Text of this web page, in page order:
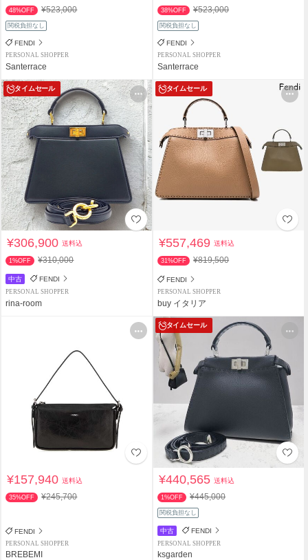
48%OFF ¥523,000
関税負担なし
FENDI
PERSONAL SHOPPER
Santerrace
38%OFF ¥523,000
関税負担なし
FENDI
PERSONAL SHOPPER
Santerrace
タイムセール
¥306,900送料込
1%OFF ¥310,000
中古 FENDI
PERSONAL SHOPPER
rina-room
タイムセール
¥557,469送料込
31%OFF ¥819,500
FENDI
PERSONAL SHOPPER
buy イタリア
¥157,940送料込
35%OFF ¥245,700
FENDI
PERSONAL SHOPPER
BREBEMI
タイムセール
¥440,565送料込
1%OFF ¥445,000
関税負担なし
中古 FENDI
PERSONAL SHOPPER
ksgarden